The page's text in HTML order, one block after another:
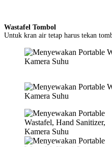
Wastafel Tombol
Untuk kran air tetap harus tekan